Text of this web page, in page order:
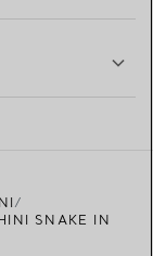
SNAKE IN